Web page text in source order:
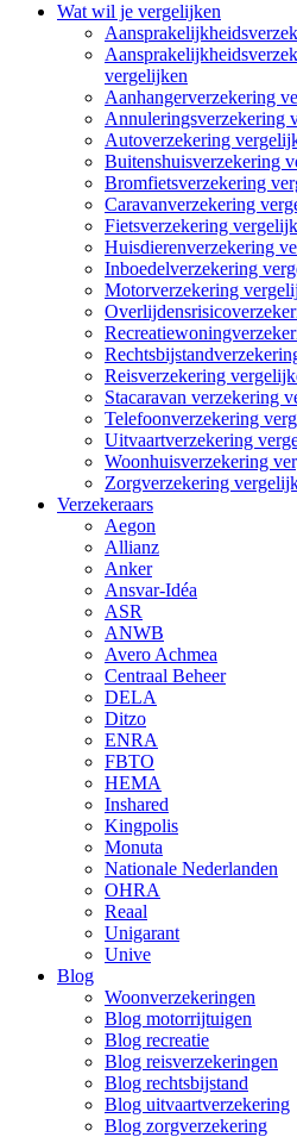
Wat wil je vergelijken
vergelijken
Aanhangerverzekering
Annuleringsverzekering
Autoverzekering
Buitenshuisverzekering
Bromfietsverzekering
Caravanverzekering
Fietsverzekering
Huisdierenverzekering
Inboedelverzekering
Motorverzekering
Reisverzekering
Stacaravan verzekering
Telefoonverzekering
Uitvaartverzekering
Woonhuisverzekering
Zorgverzekering
Verzekeraars
Aegon
Allianz
Anker
Ansvar-Idéa
ASR
ANWB
Avero Achmea
Centraal Beheer
DELA
Ditzo
ENRA
FBTO
HEMA
Inshared
Kingpolis
Monuta
Nationale Nederlanden
OHRA
Reaal
Unigarant
Unive
Blog
Woonverzekeringen
Blog motorrijtuigen
Blog recreatie
Blog reisverzekeringen
Blog rechtsbijstand
Blog uitvaartverzekering
Blog zorgverzekering